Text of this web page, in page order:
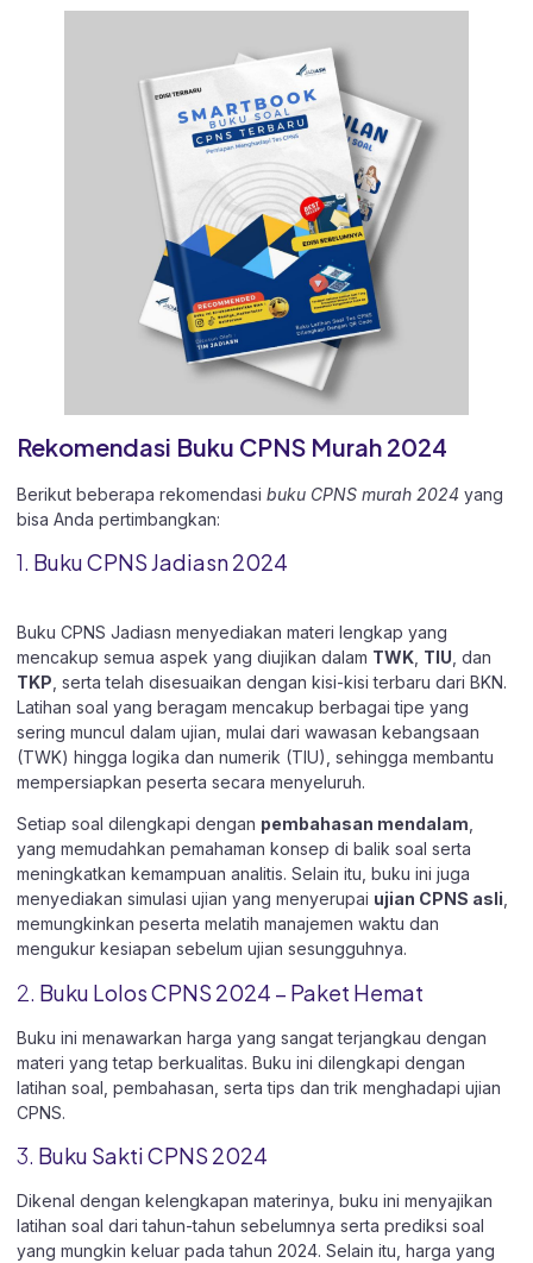
Rekomendasi Buku CPNS Murah 2024
Berikut beberapa rekomendasi buku CPNS murah 2024 yang
bisa Anda pertimbangkan:
1. Buku CPNS Jadiasn 2024
Buku CPNS Jadiasn menyediakan materi lengkap yang
mencakup semua aspek yang diujikan dalam TWK TIU , dan
TKP , serta telah disesuaikan dengan kisi-kisi terbaru dari BKN.
Latihan soal yang beragam mencakup berbagai tipe yang
sering muncul dalam ujian, mulai dari wawasan kebangsaan
(TWK) hingga logika dan numerik (TIU), sehingga membantu
mempersiapkan peserta secara menyeluruh.
Setiap soal dilengkapi dengan pembahasan mendalam
yang memudahkan pemahaman konsep di balik soal serta
meningkatkan kemampuan analitis. Selain itu, buku ini juga
menyediakan simulasi ujian yang menyerupai ujian CPNS asli
memungkinkan peserta melatih manajemen waktu dan
mengukur kesiapan sebelum ujian sesungguhnya.
2. Buku Lolos CPNS 2024 – Paket Hemat
Buku ini menawarkan harga yang sangat terjangkau dengan
materi yang tetap berkualitas. Buku ini dilengkapi dengan
latihan soal, pembahasan, serta tips dan trik menghadapi ujian
CPNS.
3. Buku Sakti CPNS 2024
Dikenal dengan kelengkapan materinya, buku ini menyajikan
latihan soal dari tahun-tahun sebelumnya serta prediksi soal
yang mungkin keluar pada tahun 2024. Selain itu, harga yang